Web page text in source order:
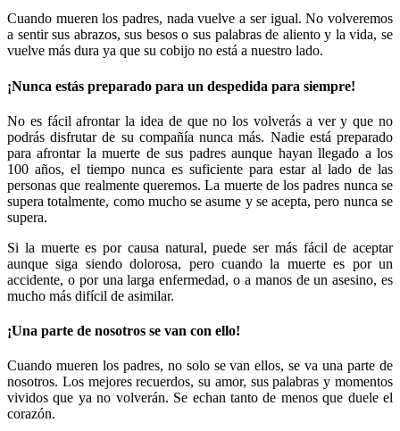
Cuando mueren los padres, nada vuelve a ser igual. No volveremos
a sentir sus abrazos, sus besos o sus palabras de aliento y la vida, se
vuelve más dura ya que su cobijo no está a nuestro lado.
¡Nunca estás preparado para un despedida para siempre!
No es fácil afrontar la idea de que no los volverás a ver y que no
podrás disfrutar de su compañía nunca más. Nadie está preparado
para afrontar la muerte de sus padres aunque hayan llegado a los
100 años, el tiempo nunca es suficiente para estar al lado de las
personas que realmente queremos. La muerte de los padres nunca se
supera totalmente, como mucho se asume y se acepta, pero nunca se
supera.
Si la muerte es por causa natural, puede ser más fácil de aceptar
aunque siga siendo dolorosa, pero cuando la muerte es por un
accidente, o por una larga enfermedad, o a manos de un asesino, es
mucho más difícil de asimilar.
¡Una parte de nosotros se van con ello!
Cuando mueren los padres, no solo se van ellos, se va una parte de
nosotros. Los mejores recuerdos, su amor, sus palabras y momentos
vividos que ya no volverán. Se echan tanto de menos que duele el
corazón.